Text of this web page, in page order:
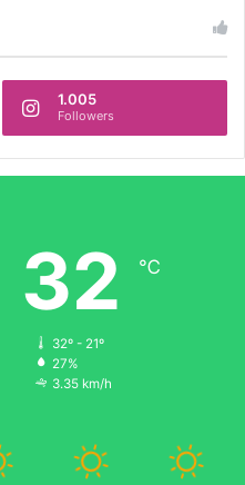
1.005
Followers
32 ℃
32º - 21º
27%
3.35 km/h